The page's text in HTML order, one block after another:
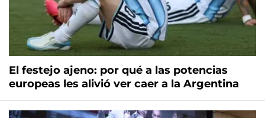
El festejo ajeno: por qué a las potencias
europeas les alivió ver caer a la Argentina